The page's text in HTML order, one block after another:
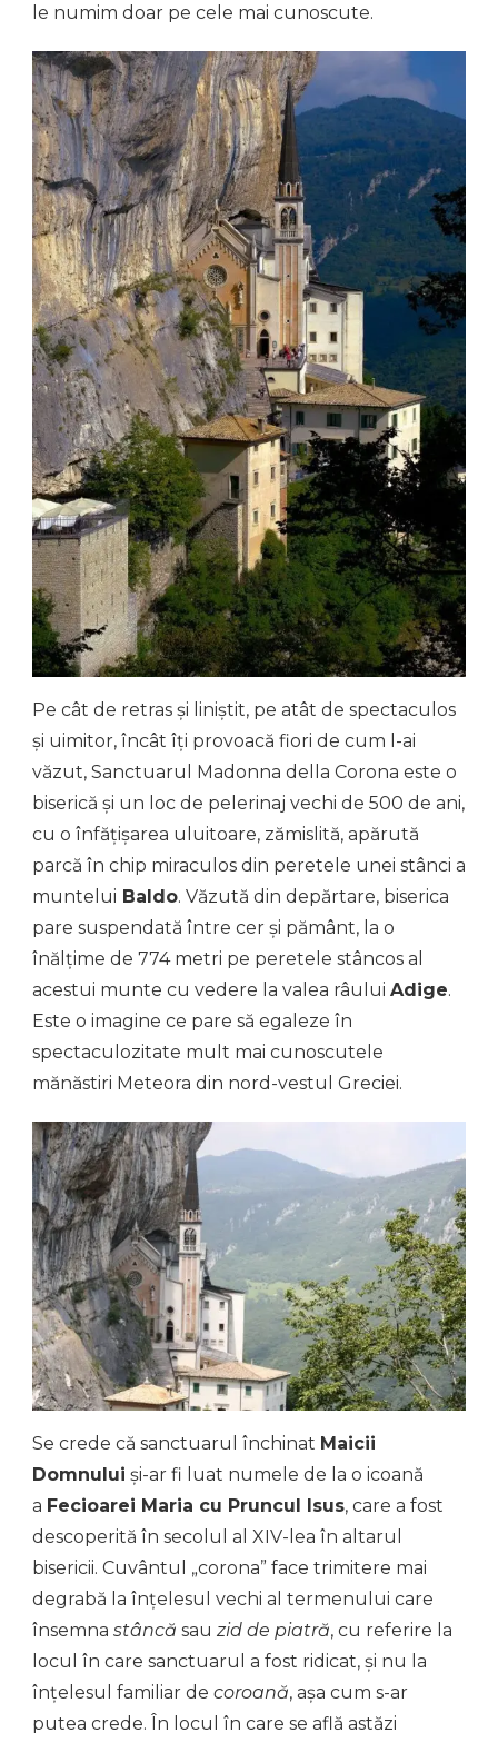
le numim doar pe cele mai cunoscute.
Pe cât de retras și liniștit, pe atât de spectaculos
și uimitor, încât îți provoacă fiori de cum l-ai
văzut, Sanctuarul Madonna della Corona este o
biserică și un loc de pelerinaj vechi de 500 de ani,
cu o înfățișarea uluitoare, zămislită, apărută
parcă în chip miraculos din peretele unei stânci a
muntelui Baldo. Văzută din depărtare, biserica
pare suspendată între cer și pământ, la o
înălțime de 774 metri pe peretele stâncos al
acestui munte cu vedere la valea râului Adige.
Este o imagine ce pare să egaleze în
spectaculozitate mult mai cunoscutele
mănăstiri Meteora din nord-vestul Greciei.
Se crede că sanctuarul închinat Maicii
Domnului și-ar fi luat numele de la o icoană
a Fecioarei Maria cu Pruncul Isus, care a fost
descoperită în secolul al XIV-lea în altarul
bisericii. Cuvântul „corona” face trimitere mai
degrabă la înțelesul vechi al termenului care
însemna stâncă sau zid de piatră, cu referire la
locul în care sanctuarul a fost ridicat, și nu la
înțelesul familiar de coroană, așa cum s-ar
putea crede. În locul în care se află astăzi